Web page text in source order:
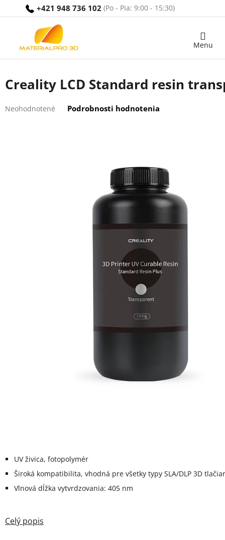
+421 948 736 102
Nákupný
Creality LCD Standard resin
hodnotenie
Neohodnotené Podrobnosti hodnotenia
UV živica, fotopolymér
Široká kompatibilita, vhodná pre všetky typy SLA/DLP 3D
Vlnová dĺžka vytvrdzovania: 405 nm